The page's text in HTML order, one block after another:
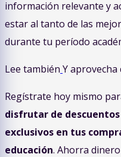
información relevante y
estar al tanto de las
durante tu período
Lee también Y
Regístrate hoy mismo
disfrutar de
exclusivos en tus
educación. Ahorra